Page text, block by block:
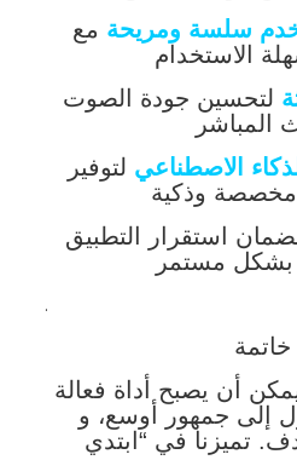
سلسة ومريحة مع
لتحسين جودة الصوت
الاصطناعي لتوفير
استقرار التطبيق
.
أن يصبح أداة فعالة